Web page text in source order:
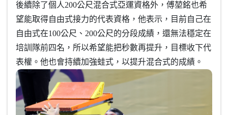
後續除了個人200公尺混合式亞運資格外，傅堃銘也希
望能取得自由式接力的代表資格，他表示，目前自己在
自由式在100公尺、200公尺的分段成績，還無法穩定在
培訓隊前四名，所以希望能把秒數再提升，目標收下代
表權。他也會持續加強蛙式，以提升混合式的成績。